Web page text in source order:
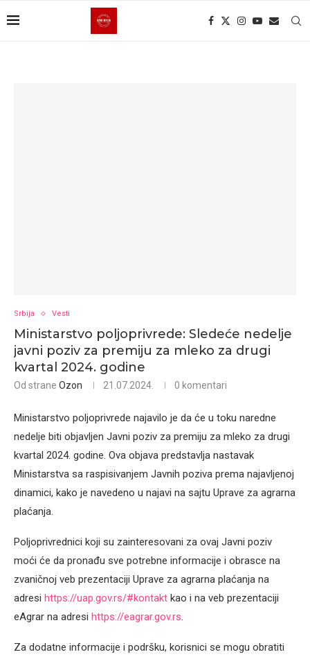
Srbija Vesti
Ministarstvo poljoprivrede: Sledeće nedelje
javni poziv za premiju za mleko za drugi
kvartal 2024. godine
Od strane Ozon 21.07.2024. 0 komentari
Ministarstvo poljoprivrede najavilo je da će u toku naredne
nedelje biti objavljen Javni poziv za premiju za mleko za drugi
kvartal 2024. godine. Ova objava predstavlja nastavak
Ministarstva sa raspisivanjem Javnih poziva prema najavljenoj
dinamici, kako je navedeno u najavi na sajtu Uprave za agrarna
plaćanja.
Poljoprivrednici koji su zainteresovani za ovaj Javni poziv
moći će da pronađu sve potrebne informacije i obrasce na
zvaničnoj veb prezentaciji Uprave za agrarna plaćanja na
adresi https://uap.gov.rs/#kontakt kao i na veb prezentaciji
eAgrar na adresi https://eagrar.gov.rs.
Za dodatne informacije i podršku, korisnici se mogu obratiti